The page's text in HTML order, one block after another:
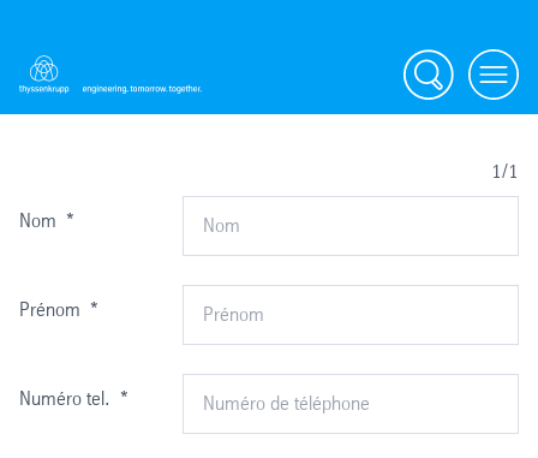
Search Menu
1/1
Nom *
Prénom *
Numéro tel. *